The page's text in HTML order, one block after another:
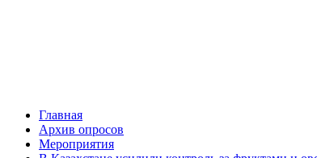
Главная
Архив опросов
Мероприятия